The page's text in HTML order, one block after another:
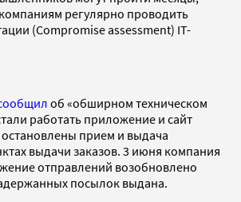
регулярно проводить
(Compromise assessment) IT-
об «обширном техническом
работать приложение и сайт
прием и выдача
выдачи заказов. 3 июня компания
отправлений возобновлено
посылок выдана.